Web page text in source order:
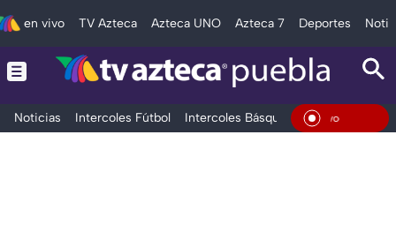
en vivo TV Azteca Azteca UNO Azteca 7 Deportes
Noticias Intercoles Fútbol Intercoles Básquetbol Deportes En